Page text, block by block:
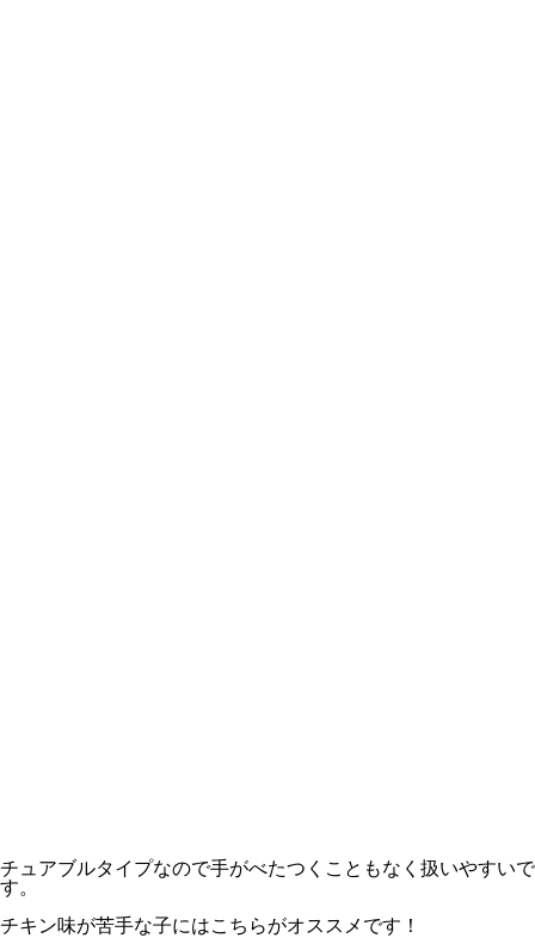
チュアブルタイプなので手がべたつくこともなく扱いやすいで
す。
チキン味が苦手な子にはこちらがオススメです！